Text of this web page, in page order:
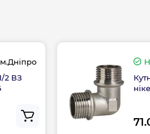
2 ВЗ